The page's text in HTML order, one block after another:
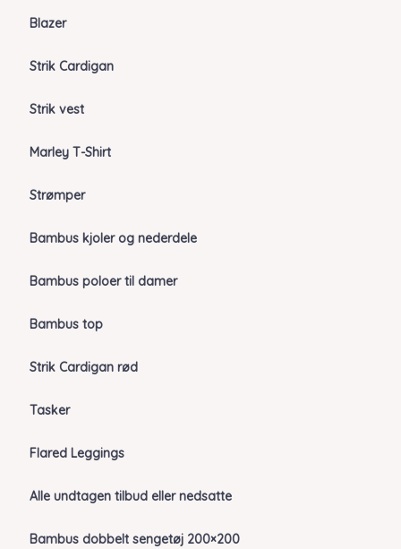
Blazer
Strik Cardigan
Strik vest
Marley T-Shirt
Strømper
Bambus kjoler og nederdele
Bambus poloer til damer
Bambus top
Strik Cardigan rød
Tasker
Flared Leggings
Alle undtagen tilbud eller nedsatte
Bambus dobbelt sengetøj 200×200